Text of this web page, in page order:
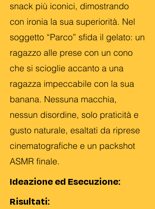
snack più iconici, dimostrando
con ironia la sua superiorità. Nel
soggetto “Parco” sfida il gelato: un
ragazzo alle prese con un cono
che si scioglie accanto a una
ragazza impeccabile con la sua
banana. Nessuna macchia,
nessun disordine, solo praticità e
gusto naturale, esaltati da riprese
cinematografiche e un packshot
ASMR finale.
Ideazione ed Esecuzione:
Risultati: